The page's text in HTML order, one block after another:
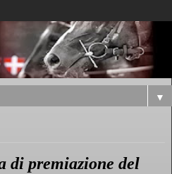
▼
di premiazione del